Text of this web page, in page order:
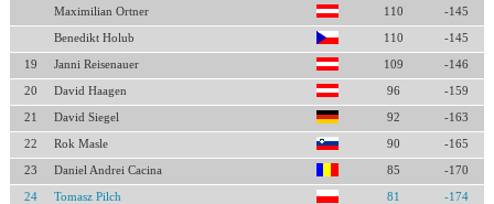
Maximilian Ortner 110 -145
Benedikt Holub 110 -145
19 Janni Reisenauer 109 -146
20 David Haagen 96 -159
21 David Siegel 92 -163
22 Rok Masle 90 -165
23 Daniel Andrei Cacina 85 -170
24 Tomasz Pilch 81 -174